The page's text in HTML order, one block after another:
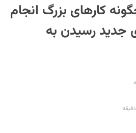
کارهای بزرگ انجام
جدید رسیدن به